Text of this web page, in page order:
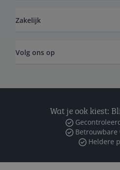
Zakelijk
Volg ons op
Wat je ook kiest:
Betrouwbare
Heldere